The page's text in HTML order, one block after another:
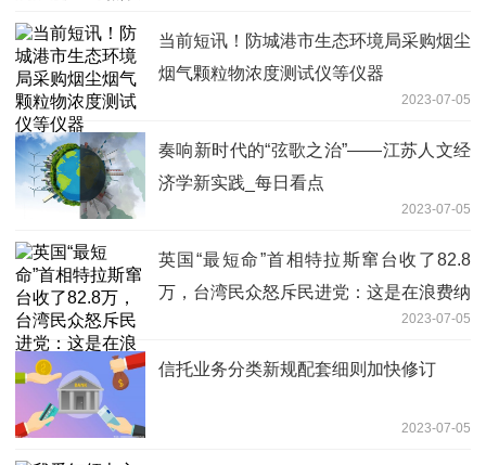
当前短讯！防城港市生态环境局采购烟尘
烟气颗粒物浓度测试仪等仪器
2023-07-05
奏响新时代的“弦歌之治”——江苏人文经
济学新实践_每日看点
2023-07-05
英国“最短命”首相特拉斯窜台收了82.8
万，台湾民众怒斥民进党：这是在浪费纳
2023-07-05
信托业务分类新规配套细则加快修订
2023-07-05